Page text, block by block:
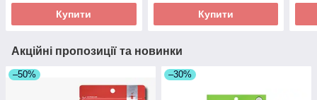
Купити Купити
Акційні пропозиції та новинки
–50% –30%